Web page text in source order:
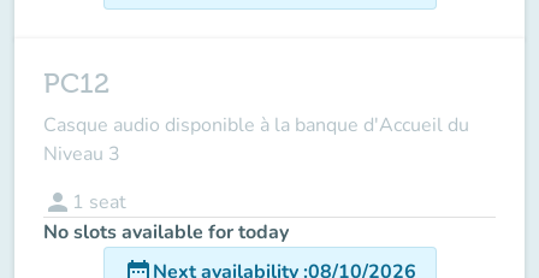
PC12
Casque audio disponible à la banque d'Accueil du
Niveau 3
person 1 seat
No slots available for today
date_rangeNext availability:08/10/2026